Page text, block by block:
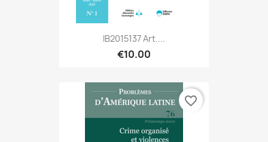
IB2015137 Art....
€10.00
favorite_border